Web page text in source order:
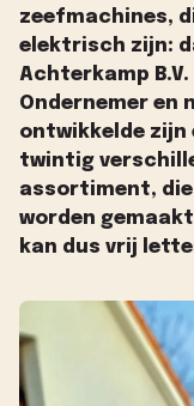
zeefmachines,
elektrisch zijn:
Achterkamp
Ondernemer en
ontwikkelde zijn
twintig
assortiment, die
worden
kan dus vrij